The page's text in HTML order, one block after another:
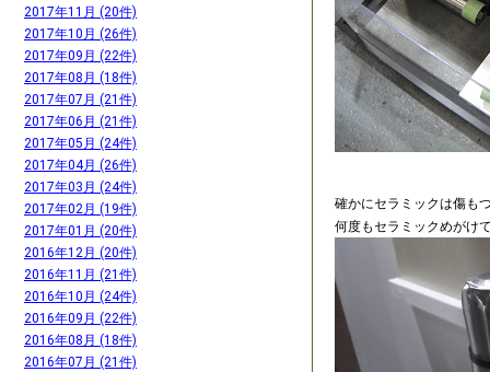
確かにセラミックは傷も
何度もセラミックめがけ
2017年11月 (20件)
2017年10月 (26件)
2017年09月 (22件)
2017年08月 (18件)
2017年07月 (21件)
2017年06月 (21件)
2017年05月 (24件)
2017年04月 (26件)
2017年03月 (24件)
2017年02月 (19件)
2017年01月 (20件)
2016年12月 (20件)
2016年11月 (21件)
2016年10月 (24件)
2016年09月 (22件)
2016年08月 (18件)
2016年07月 (21件)